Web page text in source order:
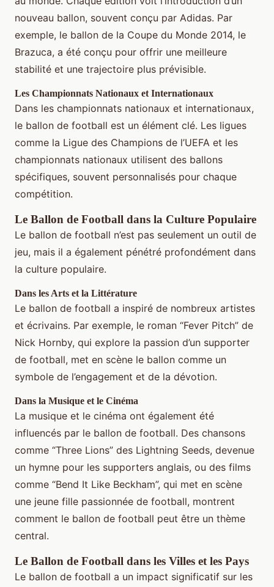
nouveau ballon, souvent conçu par Adidas. Par
exemple, le ballon de la Coupe du Monde 2014, le
Brazuca, a été conçu pour offrir une meilleure
stabilité et une trajectoire plus prévisible.
Les Championnats Nationaux et Internationaux
Dans les championnats nationaux et internationaux,
le ballon de football est un élément clé. Les ligues
comme la Ligue des Champions de l’UEFA et les
championnats nationaux utilisent des ballons
spécifiques, souvent personnalisés pour chaque
compétition.
Le Ballon de Football dans la Culture Populaire
Le ballon de football n’est pas seulement un outil de
jeu, mais il a également pénétré profondément dans
la culture populaire.
Dans les Arts et la Littérature
Le ballon de football a inspiré de nombreux artistes
et écrivains. Par exemple, le roman “Fever Pitch” de
Nick Hornby, qui explore la passion d’un supporter
de football, met en scène le ballon comme un
symbole de l’engagement et de la dévotion.
Dans la Musique et le Cinéma
La musique et le cinéma ont également été
influencés par le ballon de football. Des chansons
comme “Three Lions” des Lightning Seeds, devenue
un hymne pour les supporters anglais, ou des films
comme “Bend It Like Beckham”, qui met en scène
une jeune fille passionnée de football, montrent
comment le ballon de football peut être un thème
central.
Le Ballon de Football dans les Villes et les Pays
Le ballon de football a un impact significatif sur les